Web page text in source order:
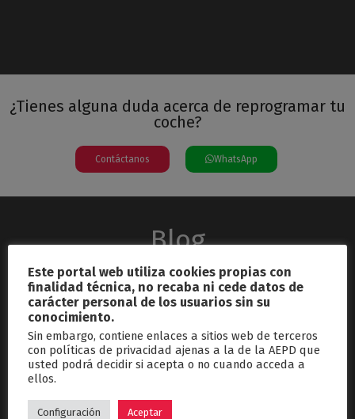
¿Tienes alguna duda acerca de reprogramar tu
coche?
Contáctanos WhatsApp
Blog
septiembre 26, 2024
Hyundai i30N Stage 3 – Turbo TTE466
Este portal web utiliza cookies propias con
finalidad técnica, no recaba ni cede datos de
carácter personal de los usuarios sin su
conocimiento.
Sin embargo, contiene enlaces a sitios web de terceros
con políticas de privacidad ajenas a la de la AEPD que
usted podrá decidir si acepta o no cuando acceda a
ellos.
Configuración Aceptar